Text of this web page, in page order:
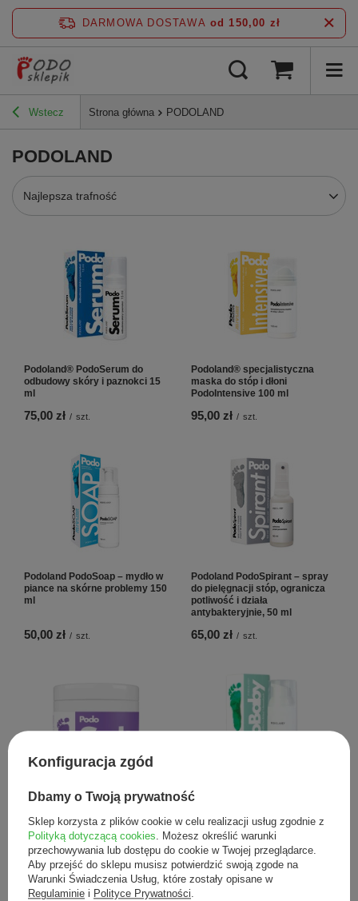
DARMOWA DOSTAWA od 150,00 zł
Wstecz Strona główna PODOLAND
PODOLAND
Najlepsza trafność
Podoland® PodoSerum do
odbudowy skóry i paznokci 15
ml
75,00 zł / szt.
Podoland® specjalistyczna
maska do stóp i dłoni
PodoIntensive 100 ml
95,00 zł / szt.
Podoland PodoSoap – mydło w
piance na skórne problemy 150
ml
50,00 zł / szt.
Podoland PodoSpirant – spray
do pielęgnacji stóp, ogranicza
potliwość i działa
antybakteryjnie, 50 ml
65,00 zł / szt.
NOWOŚĆ
Podoland PodoSalt
podologiczna do kąpieli 350 g
45,00 zł / szt.
Podoland PodoBaby krem do
dzieci 50 ml
85,00 zł / szt.
Konfiguracja zgód
Dbamy o Twoją prywatność
Sklep korzysta z plików cookie w celu realizacji usług zgodnie z
Polityką dotyczącą cookies. Możesz określić warunki
przechowywania lub dostępu do cookie w Twojej przeglądarce.
Aby przejść do sklepu musisz potwierdzić swoją zgode na
Warunki Świadczenia Usług, które zostały opisane w
Regulaminie i Polityce Prywatności.